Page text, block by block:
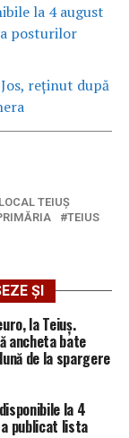
la 4 august
posturilor
reținut după
TEIUŞ
TEIUS
ȘI
la Teiuș.
ancheta bate
de la spargere
la 4
a publicat lista